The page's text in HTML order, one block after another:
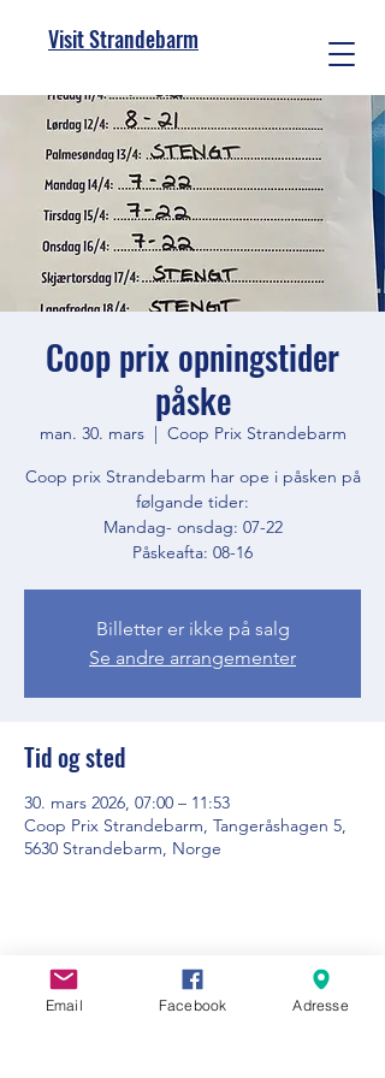
Visit Strandebarm
Coop prix opningstider
påske
man. 30. mars
  |
Coop Prix Strandebarm
Coop prix Strandebarm har ope i påsken på
følgande tider:
Mandag- onsdag: 07-22
Påskeafta: 08-16
Billetter er ikke på salg
Se andre arrangementer
Tid og sted
30. mars 2026, 07:00 – 11:53
Coop Prix Strandebarm, Tangeråshagen 5,
5630 Strandebarm, Norge
Del dette arrangementet
Email Facebook Adresse